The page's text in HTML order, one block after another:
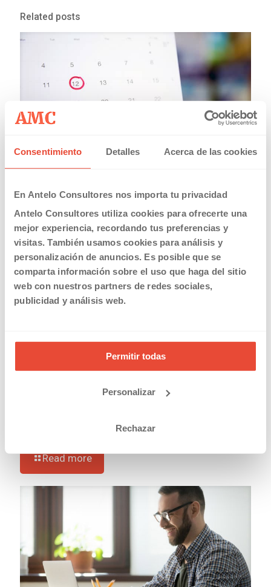
Consentimiento Detalles Acerca de las cookies
En Antelo Consultores nos importa tu privacidad
Antelo Consultores utiliza cookies para ofrecerte una
mejor experiencia, recordando tus preferencias y
visitas. También usamos cookies para análisis y
personalización de anuncios. Es posible que se
comparta información sobre el uso que haga del sitio
web con nuestros partners de redes sociales,
publicidad y análisis web.
Permitir todas
Personalizar
Rechazar
Related posts
Calendario Laboral Comunidad Valenciana 2019
Read more
maternidad y paternidad
Read more